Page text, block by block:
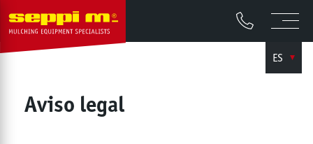
ES
Aviso legal